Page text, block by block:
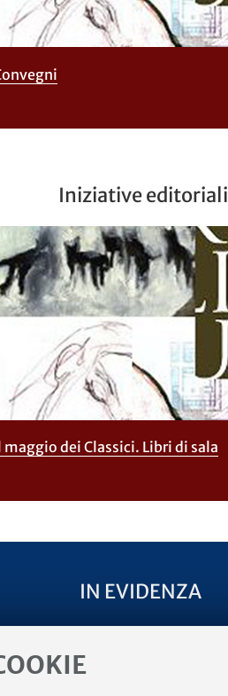
Iniziative editoriali
maggio dei Classici. Libri di sala
IN EVIDENZA
Filologia